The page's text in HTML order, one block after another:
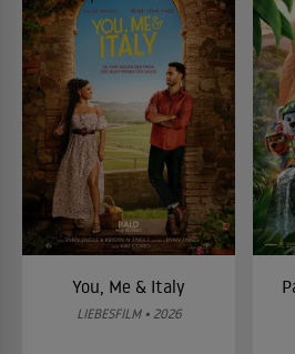
You, Me & Italy
LIEBESFILM • 2026